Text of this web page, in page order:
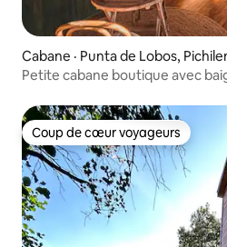
Cabane · Punta de Lobos,
Petite cabane boutique avec
Coup de cœur voyageurs
Coup de cœur voyageurs